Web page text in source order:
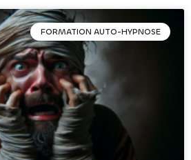
FORMATION AUTO-HYPNOSE